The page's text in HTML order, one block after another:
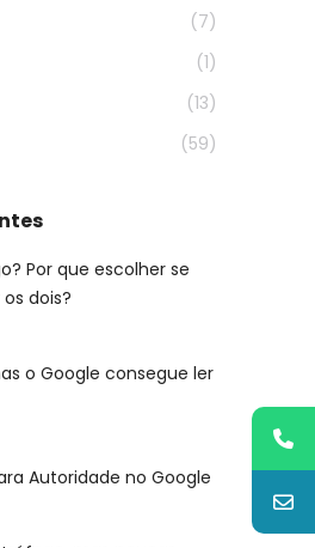
(7)
(1)
(13)
(59)
Por que escolher se
dois?
o Google consegue ler
Autoridade no Google